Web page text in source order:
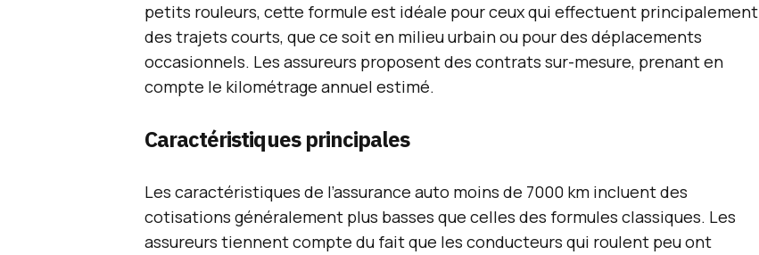
petits rouleurs, cette formule est idéale pour ceux qui effectuent principalement
des trajets courts, que ce soit en milieu urbain ou pour des déplacements
occasionnels. Les assureurs proposent des contrats sur-mesure, prenant en
compte le kilométrage annuel estimé.
Caractéristiques principales
Les caractéristiques de l’assurance auto moins de 7000 km incluent des
cotisations généralement plus basses que celles des formules classiques. Les
assureurs tiennent compte du fait que les conducteurs qui roulent peu ont